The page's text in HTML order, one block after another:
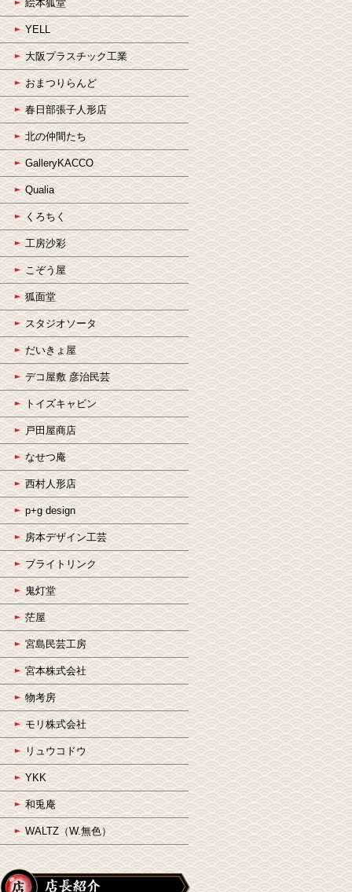
絵本狐堂
YELL
大阪プラスチック工業
おまつりらんど
春日部張子人形店
北の仲間たち
GalleryKACCO
Qualia
くろちく
工房沙彩
こぞう屋
狐面堂
スタジオソータ
だいきょ屋
デコ屋敷 彦治民芸
トイズキャビン
戸田屋商店
なせつ庵
西村人形店
p+g design
房本デザイン工芸
ブライトリンク
鬼灯堂
茫屋
宮島民芸工房
宮本株式会社
物考房
モリ株式会社
リュウコドウ
YKK
和兎庵
WALTZ（W.無色）